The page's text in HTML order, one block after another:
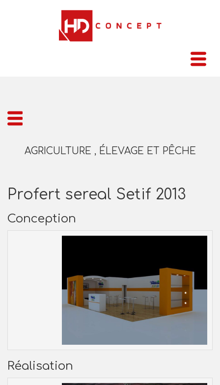
AGRICULTURE , ÉLEVAGE ET PÊCHE
Profert sereal Setif 2013
Conception
Réalisation